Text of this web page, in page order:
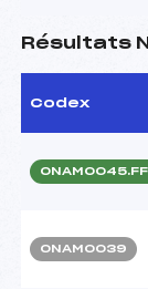
Résultats
Codex
ONAM0039